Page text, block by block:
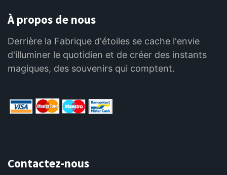
À propos de nous
Derrière la Fabrique d'étoiles se cache l'envie
d'illuminer le quotidien et de créer des instants
magiques, des souvenirs qui comptent.
Contactez-nous